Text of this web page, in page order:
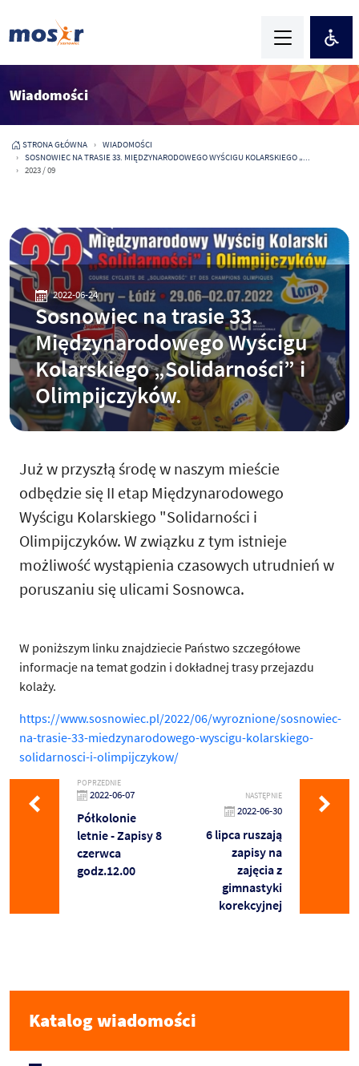
Wiadomości
STRONA GŁÓWNA
WIADOMOŚCI
SOSNOWIEC NA TRASIE 33. MIĘDZYNARODOWEGO WYŚCIGU KOLARSKIEGO „...
2023 / 09
2022-06-24
Sosnowiec na trasie 33.
Międzynarodowego Wyścigu
Kolarskiego „Solidarności” i
Olimpijczyków.
Już w przyszłą środę w naszym mieście
odbędzie się II etap Międzynarodowego
Wyścigu Kolarskiego "Solidarności i
Olimpijczyków. W związku z tym istnieje
możliwość wystąpienia czasowych utrudnień w
poruszaniu się ulicami Sosnowca.
W poniższym linku znajdziecie Państwo szczegółowe
informacje na temat godzin i dokładnej trasy przejazdu
kolaży.
https://www.sosnowiec.pl/2022/06/wyroznione/sosnowiec-
na-trasie-33-miedzynarodowego-wyscigu-kolarskiego-
solidarnosci-i-olimpijczykow/
POPRZEDNIE
2022-06-07
Półkolonie
letnie - Zapisy 8
czerwca
godz.12.00
NASTĘPNIE
2022-06-30
6 lipca ruszają
zapisy na
zajęcia z
gimnastyki
korekcyjnej
Katalog wiadomości